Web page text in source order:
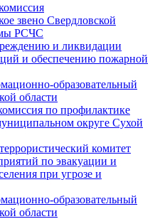
звено Свердловской
РСЧС
и ликвидации
и обеспечению пожарной
образовательный
области
по профилактике
округе Сухой
комитет
по эвакуации и
при угрозе и
образовательный
области